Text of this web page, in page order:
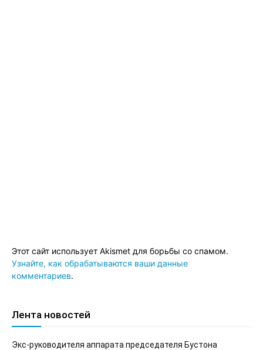
Этот сайт использует Akismet для борьбы со спамом.
Узнайте, как обрабатываются ваши данные
комментариев.
Лента новостей
Экс-руководителя аппарата председателя Бустона